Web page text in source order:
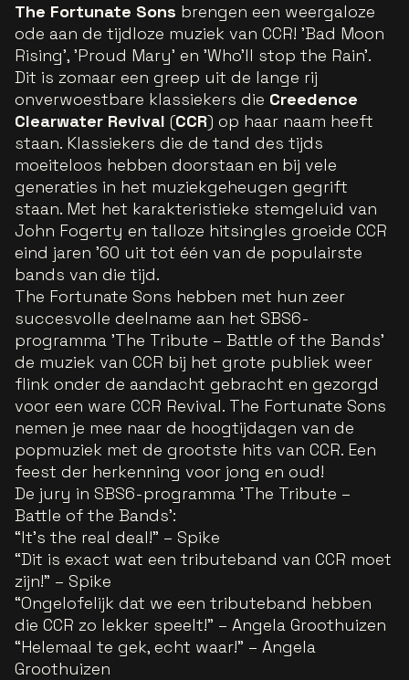
The Fortunate Sons brengen een weergaloze
ode aan de tijdloze muziek van CCR! 'Bad Moon
Rising', 'Proud Mary' en 'Who’ll stop the Rain'.
Dit is zomaar een greep uit de lange rij
onverwoestbare klassiekers die Creedence
Clearwater Revival (CCR) op haar naam heeft
staan. Klassiekers die de tand des tijds
moeiteloos hebben doorstaan en bij vele
generaties in het muziekgeheugen gegrift
staan. Met het karakteristieke stemgeluid van
John Fogerty en talloze hitsingles groeide CCR
eind jaren ’60 uit tot één van de populairste
bands van die tijd.
The Fortunate Sons hebben met hun zeer
succesvolle deelname aan het SBS6-
programma 'The Tribute – Battle of the Bands'
de muziek van CCR bij het grote publiek weer
flink onder de aandacht gebracht en gezorgd
voor een ware CCR Revival. The Fortunate Sons
nemen je mee naar de hoogtijdagen van de
popmuziek met de grootste hits van CCR. Een
feest der herkenning voor jong en oud!
De jury in SBS6-programma 'The Tribute –
Battle of the Bands':
“It’s the real deal!” – Spike
“Dit is exact wat een tributeband van CCR moet
zijn!” – Spike
“Ongelofelijk dat we een tributeband hebben
die CCR zo lekker speelt!” – Angela Groothuizen
“Helemaal te gek, echt waar!” – Angela
Groothuizen